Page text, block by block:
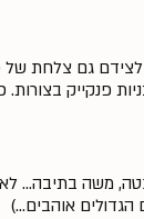
גם צלחת של
פנקייק בצורות.
משה בתיבה...
אוהבים...)